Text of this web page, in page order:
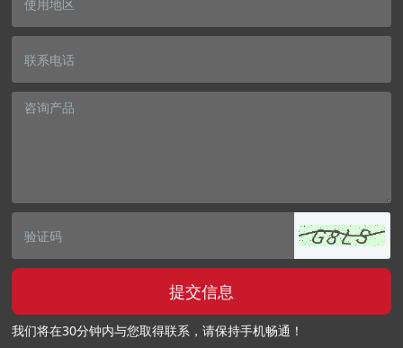
提交信息
我们将在30分钟内与您取得联系，请保持手机畅通！